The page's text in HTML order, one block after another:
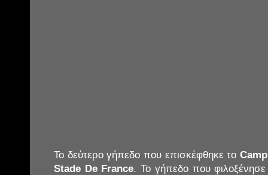
Το δεύτερο γήπεδο που επισκέφθηκε το
Stade De France. Το γήπεδο που φιλοξένησε